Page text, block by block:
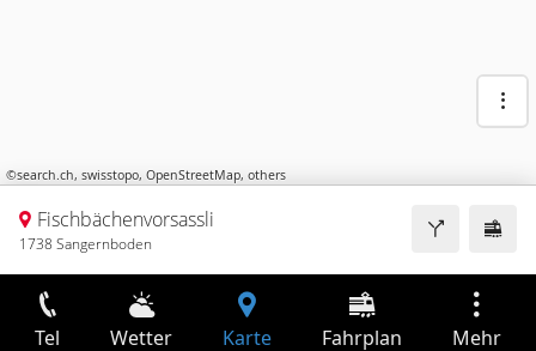
©search.ch, swisstopo, OpenStreetMap, others
Fischbächenvorsassli
1738 Sangernboden
Tel Wetter Karte Fahrplan Mehr